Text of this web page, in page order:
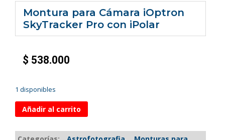
Montura para Cámara iOptron
SkyTracker Pro con iPolar
$ 538.000
1 disponibles
Añadir al carrito